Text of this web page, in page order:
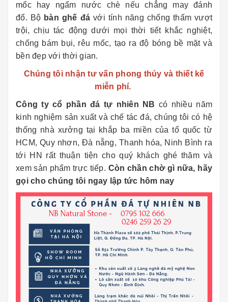
mốc hay ngấm nước chè nếu chẳng may đánh
đổ. Bộ bàn ghế đá với tính năng chống thấm vượt
trội, chịu tác động dưới mọi thời tiết khắc nghiệt,
chống bám bụi, rêu mốc, tạo ra độ bóng bề mặt và
bền đẹp với thời gian.
Chúng tôi nhận tư vấn phong thủy và thiết kế
miễn phí.
Công ty cổ phần đá tự nhiên NB có nhiều năm
kinh nghiệm sản xuất và chế tác đá, chúng tôi có hệ
thống nhà xưởng tại khắp ba miền của tổ quốc từ
HCM, Quy nhơn, Đà nẵng, Thanh hóa, Ninh Bình ra
tới HN rất thuận tiện cho quý khách ghé thăm và
xem sản phẩm trực tiếp. Còn chần chờ gì nữa, hãy
gọi cho chúng tôi ngay lập tức hôm nay